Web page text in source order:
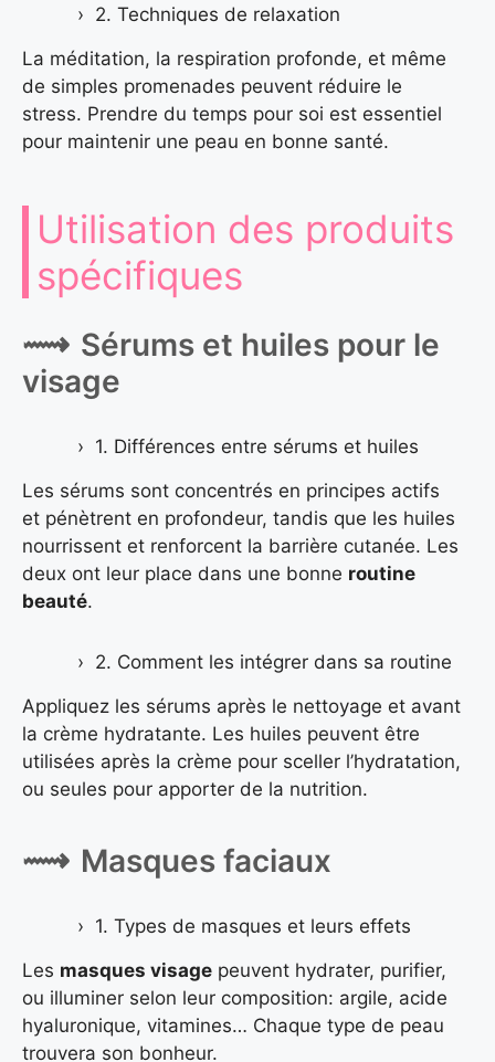
2. Techniques de relaxation
La méditation, la respiration profonde, et même
de simples promenades peuvent réduire le
stress. Prendre du temps pour soi est essentiel
pour maintenir une peau en bonne santé.
Utilisation des produits
spécifiques
Sérums et huiles pour le
visage
1. Différences entre sérums et huiles
Les sérums sont concentrés en principes actifs
et pénètrent en profondeur, tandis que les huiles
nourrissent et renforcent la barrière cutanée. Les
deux ont leur place dans une bonne routine
beauté.
2. Comment les intégrer dans sa routine
Appliquez les sérums après le nettoyage et avant
la crème hydratante. Les huiles peuvent être
utilisées après la crème pour sceller l’hydratation,
ou seules pour apporter de la nutrition.
Masques faciaux
1. Types de masques et leurs effets
Les masques visage peuvent hydrater, purifier,
ou illuminer selon leur composition: argile, acide
hyaluronique, vitamines… Chaque type de peau
trouvera son bonheur.